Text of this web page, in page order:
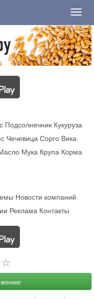
Подсолнечник Кукуруза
Чечевица Сорго Вика
Мука Крупа Корма
Новости компаний
Реклама Контакты